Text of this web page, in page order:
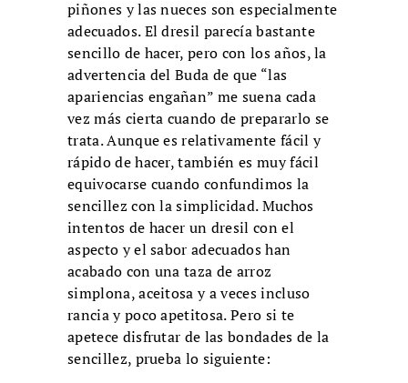
piñones y las nueces son especialmente
adecuados. El dresil parecía bastante
sencillo de hacer, pero con los años, la
advertencia del Buda de que “las
apariencias engañan” me suena cada
vez más cierta cuando de prepararlo se
trata. Aunque es relativamente fácil y
rápido de hacer, también es muy fácil
equivocarse cuando confundimos la
sencillez con la simplicidad. Muchos
intentos de hacer un dresil con el
aspecto y el sabor adecuados han
acabado con una taza de arroz
simplona, aceitosa y a veces incluso
rancia y poco apetitosa. Pero si te
apetece disfrutar de las bondades de la
sencillez, prueba lo siguiente: